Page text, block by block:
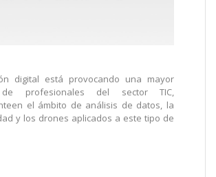
digital está provocando una mayor
de profesionales del sector TIC,
el ámbito de análisis de datos, la
y los drones aplicados a este tipo de